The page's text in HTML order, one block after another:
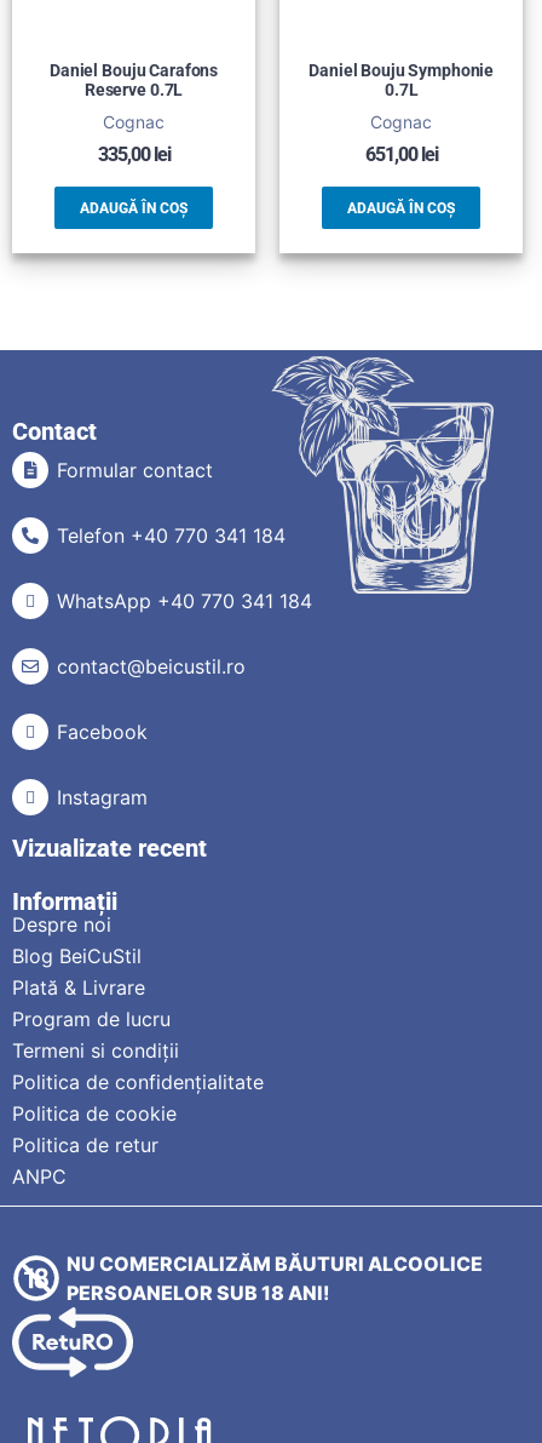
Daniel Bouju Carafons
Reserve 0.7L
Cognac
335,00lei
ADAUGĂ ÎN COȘ
Daniel Bouju Symphonie
0.7L
Cognac
651,00lei
ADAUGĂ ÎN COȘ
Contact
Formular contact
Telefon +40 770 341 184
WhatsApp +40 770 341 184
contact@beicustil.ro
Facebook
Instagram
Vizualizate recent
Informații
Despre noi
Blog BeiCuStil
Plată & Livrare
Program de lucru
Termeni si condiții
Politica de confidențialitate
Politica de cookie
Politica de retur
ANPC
NU COMERCIALIZĂM BĂUTURI ALCOOLICE
PERSOANELOR SUB 18 ANI!